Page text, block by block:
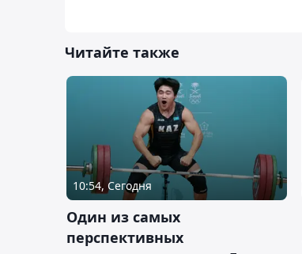
Читайте также
10:54, Сегодня
Один из самых
перспективных